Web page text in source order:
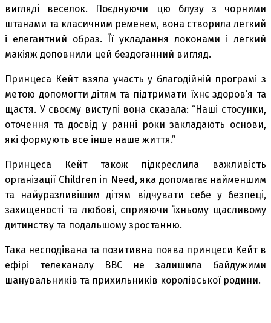
вигляді веселок. Поєднуючи цю блузу з чорними
штанами та класичним ременем, вона створила легкий
і елегантний образ. Її укладання локонами і легкий
макіяж доповнили цей бездоганний вигляд.
Принцеса Кейт взяла участь у благодійній програмі з
метою допомогти дітям та підтримати їхнє здоров’я та
щастя. У своєму виступі вона сказала: “Наші стосунки,
оточення та досвід у ранні роки закладають основи,
які формують все інше наше життя.”
Принцеса Кейт також підкреслила важливість
організації Children in Need, яка допомагає найменшим
та найуразливішим дітям відчувати себе у безпеці,
захищеності та любові, сприяючи їхньому щасливому
дитинству та подальшому зростанню.
Така несподівана та позитивна поява принцеси Кейт в
ефірі телеканалу BBC не залишила байдужими
шанувальників та прихильників королівської родини.